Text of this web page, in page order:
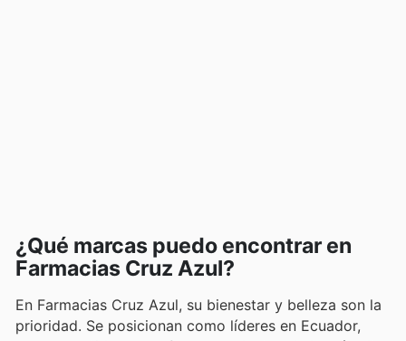
¿Qué marcas puedo encontrar en
Farmacias Cruz Azul?
En Farmacias Cruz Azul, su bienestar y belleza son la
prioridad. Se posicionan como líderes en Ecuador,